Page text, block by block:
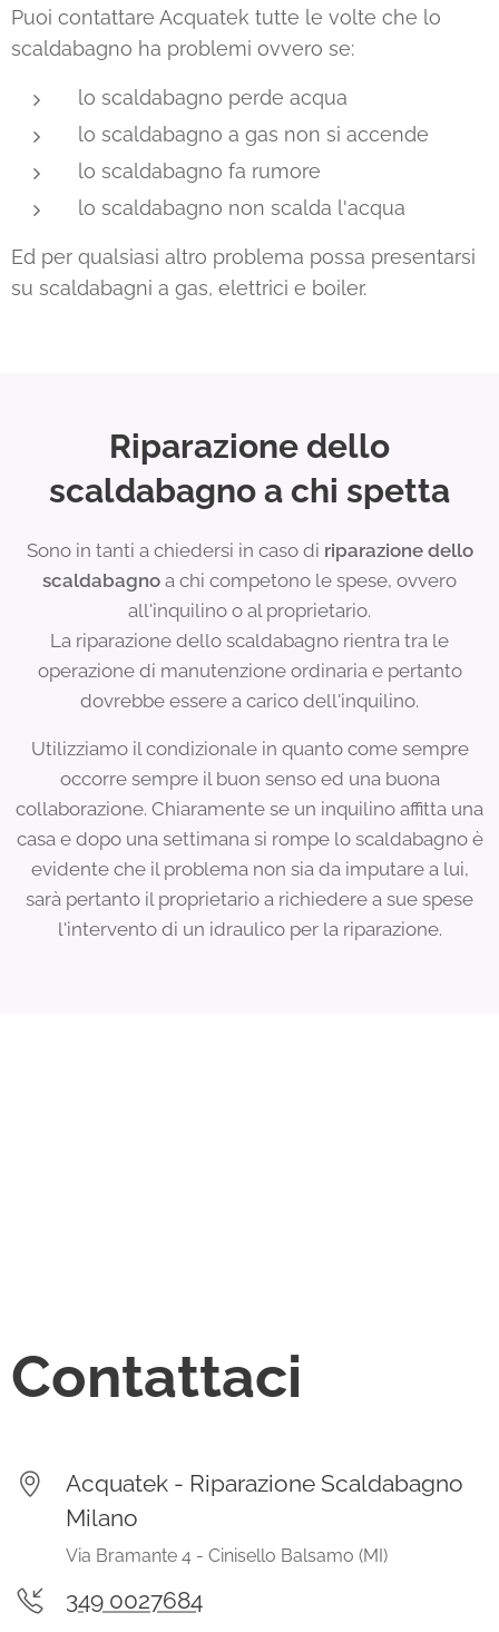
Puoi contattare Acquatek tutte le volte che lo
scaldabagno ha problemi ovvero se:
lo scaldabagno perde acqua
lo scaldabagno a gas non si accende
lo scaldabagno fa rumore
lo scaldabagno non scalda l'acqua
Ed per qualsiasi altro problema possa presentarsi
su scaldabagni a gas, elettrici e boiler.
Riparazione dello
scaldabagno a chi spetta
Sono in tanti a chiedersi in caso di riparazione dello
scaldabagno a chi competono le spese, ovvero
all'inquilino o al proprietario.
La riparazione dello scaldabagno rientra tra le
operazione di manutenzione ordinaria e pertanto
dovrebbe essere a carico dell'inquilino.
Utilizziamo il condizionale in quanto come sempre
occorre sempre il buon senso ed una buona
collaborazione. Chiaramente se un inquilino affitta una
casa e dopo una settimana si rompe lo scaldabagno è
evidente che il problema non sia da imputare a lui,
sarà pertanto il proprietario a richiedere a sue spese
l'intervento di un idraulico per la riparazione.
Contattaci
Acquatek - Riparazione Scaldabagno
Milano
Via Bramante 4 - Cinisello Balsamo (MI)
349 0027684